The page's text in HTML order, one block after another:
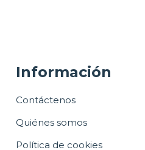
Información
Contáctenos
Quiénes somos
Política de cookies